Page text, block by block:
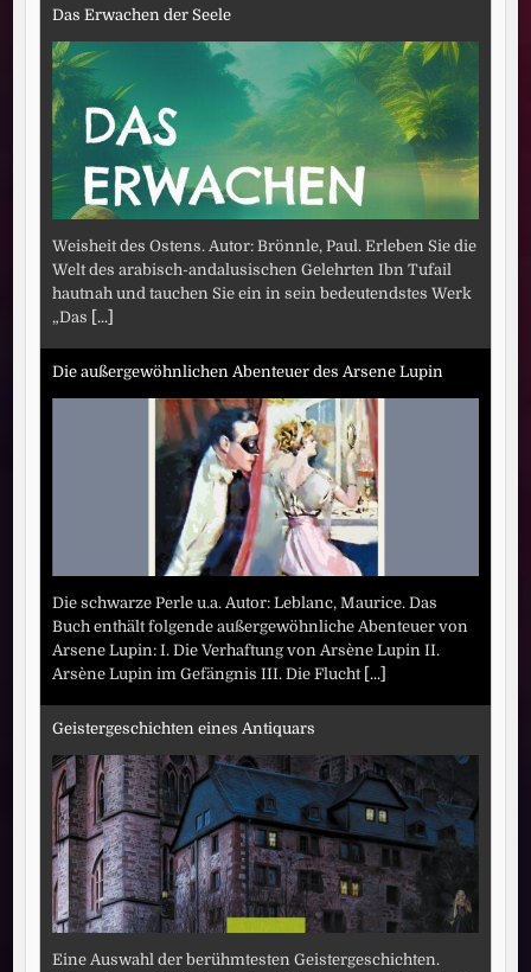
Das Erwachen der Seele
Weisheit des Ostens. Autor: Brönnle, Paul. Erleben Sie die
Welt des arabisch-andalusischen Gelehrten Ibn Tufail
hautnah und tauchen Sie ein in sein bedeutendstes Werk
„Das [...]
Die außergewöhnlichen Abenteuer des Arsene Lupin
Die schwarze Perle u.a. Autor: Leblanc, Maurice. Das
Buch enthält folgende außergewöhnliche Abenteuer von
Arsene Lupin: I. Die Verhaftung von Arsène Lupin II.
Arsène Lupin im Gefängnis III. Die Flucht [...]
Geistergeschichten eines Antiquars
Eine Auswahl der berühmtesten Geistergeschichten.